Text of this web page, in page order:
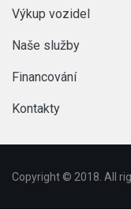
Výkup vozidel
Naše služby
Financování
Kontakty
Copyright © 2018. All